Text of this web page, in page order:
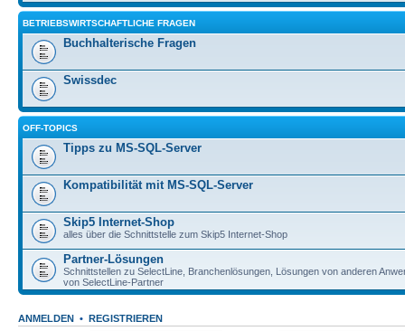
BETRIEBSWIRTSCHAFTLICHE FRAGEN
Buchhalterische Fragen
Swissdec
OFF-TOPICS
Tipps zu MS-SQL-Server
Kompatibilität mit MS-SQL-Server
Skip5 Internet-Shop
alles über die Schnittstelle zum Skip5 Internet-Shop
Partner-Lösungen
Schnittstellen zu SelectLine, Branchenlösungen, Lösungen von anderen
von SelectLine-Partner
ANMELDEN • REGISTRIEREN